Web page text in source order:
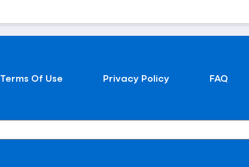
Terms Of Use Privacy Policy FAQ